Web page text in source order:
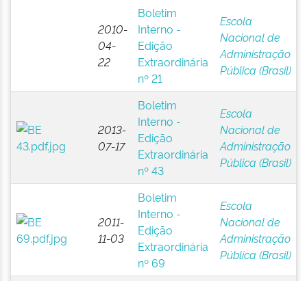
2010-
04-
22
Boletim
Interno -
Edição
Extraordinária
nº 21
Escola
Nacional de
Administração
Pública (Brasil)
2013-
07-17
Boletim
Interno -
Edição
Extraordinária
nº 43
Escola
Nacional de
Administração
Pública (Brasil)
2011-
11-03
Boletim
Interno -
Edição
Extraordinária
nº 69
Escola
Nacional de
Administração
Pública (Brasil)